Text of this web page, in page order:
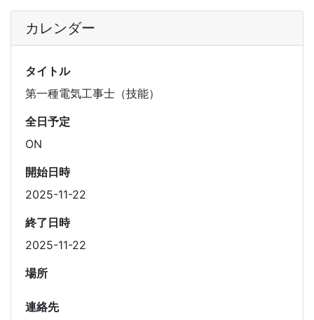
カレンダー
タイトル
第一種電気工事士（技能）
全日予定
ON
開始日時
2025-11-22
終了日時
2025-11-22
場所
連絡先